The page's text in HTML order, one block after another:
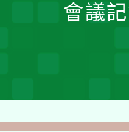
會議